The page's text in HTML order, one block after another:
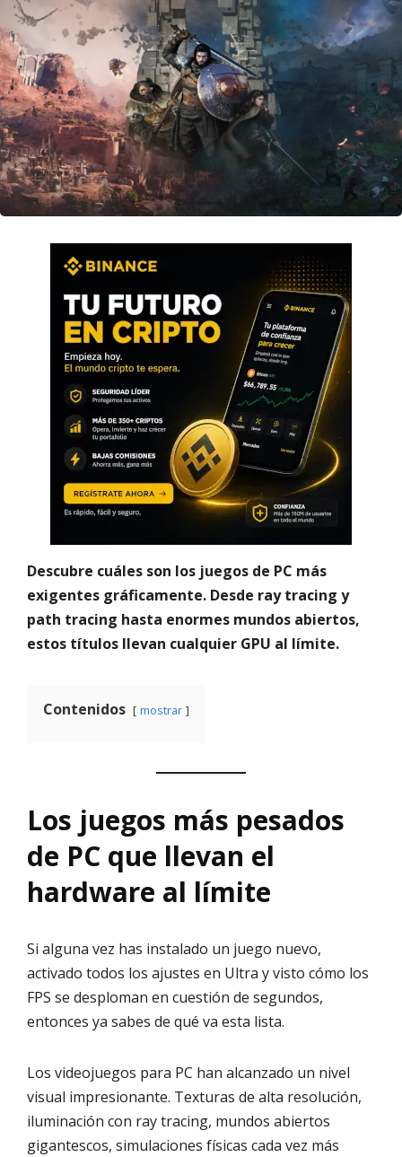
Descubre cuáles son los juegos de PC más
exigentes gráficamente. Desde ray tracing y
path tracing hasta enormes mundos abiertos,
estos títulos llevan cualquier GPU al límite.
Contenidos mostrar
Los juegos más pesados
de PC que llevan el
hardware al límite
Si alguna vez has instalado un juego nuevo,
activado todos los ajustes en Ultra y visto cómo los
FPS se desploman en cuestión de segundos,
entonces ya sabes de qué va esta lista.
Los videojuegos para PC han alcanzado un nivel
visual impresionante. Texturas de alta resolución,
iluminación con ray tracing, mundos abiertos
gigantescos, simulaciones físicas cada vez más